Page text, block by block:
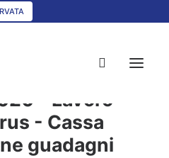
- Lavoro -
- Cassa
guadagni